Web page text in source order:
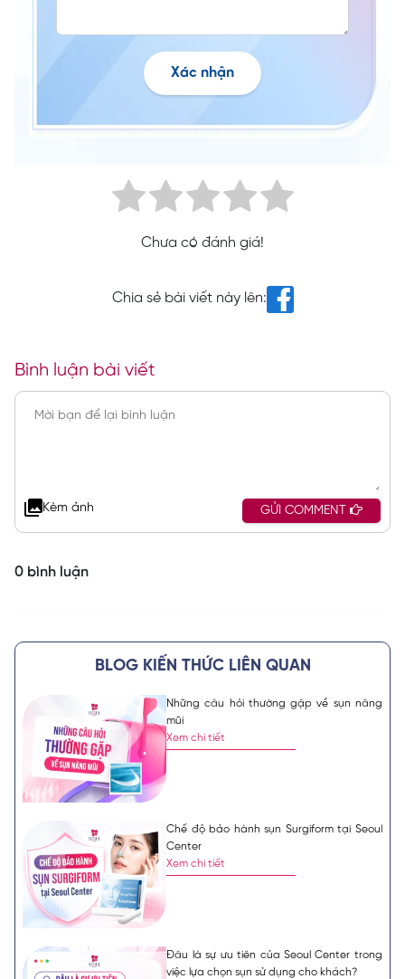
Xác nhận
Chưa có đánh giá!
Chia sẻ bài viết này lên:
Bình luận bài viết
Kèm ảnh GỬI COMMENT
0 bình luận
BLOG KIẾN THỨC LIÊN QUAN
Những câu hỏi thường gặp về sụn nâng
mũi
Xem chi tiết
Chế độ bảo hành sụn Surgiform tại Seoul
Center
Xem chi tiết
Đâu là sự ưu tiên của Seoul Center trong
việc lựa chọn sụn sử dụng cho khách?